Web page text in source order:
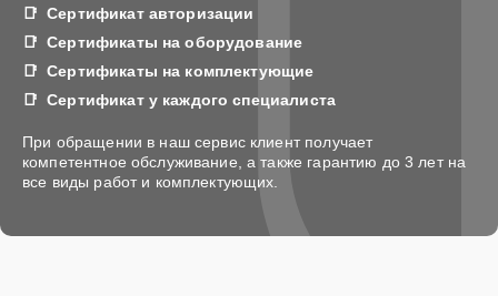
Сертификат авторизации
Сертификаты на оборудование
Сертификаты на комплектующие
Сертификат у каждого специалиста
При обращении в наш сервис клиент получает
компетентное обслуживание, а также гарантию до 3 лет на
все виды работ и комплектующих.